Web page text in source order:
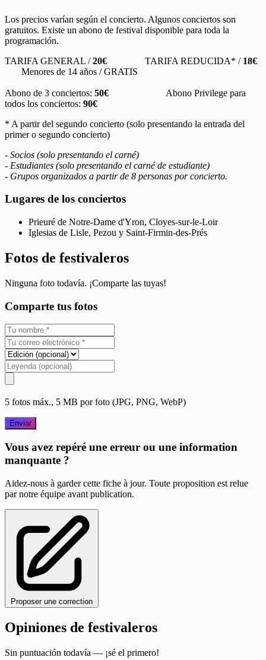
Los precios varían según el concierto. Algunos conciertos son
gratuitos. Existe un abono de festival disponible para toda la
programación.
TARIFA GENERAL /20€ TARIFA REDUCIDA* / 18€
Menores de 14 años / GRATIS
Abono de 3 conciertos: 50€ Abono Privilege para
todos los conciertos: 90€
* A partir del segundo concierto (solo presentando la entrada del
primer o segundo concierto)
- Socios (solo presentando el carné)
- Estudiantes (solo presentando el carné de estudiante)
- Grupos organizados a partir de 8 personas por concierto.
Lugares de los conciertos
Prieuré de Notre-Dame d'Yron, Cloyes-sur-le-Loir
Iglesias de Lisle, Pezou y Saint-Firmin-des-Prés
Fotos de festivaleros
Ninguna foto todavía. ¡Comparte las tuyas!
Comparte tus fotos
5 fotos máx., 5 MB por foto (JPG, PNG, WebP)
Enviar
Vous avez repéré une erreur ou une information
manquante ?
Aidez-nous à garder cette fiche à jour. Toute proposition est relue
par notre équipe avant publication.
Proposer une correction
Opiniones de festivaleros
Sin puntuación todavía — ¡sé el primero!